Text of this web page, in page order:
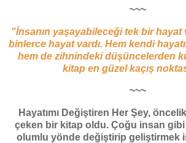
~~~
"İnsanın yaşayabileceği tek bir hayat
binlerce hayat vardı. Hem kendi
hem de zihnindeki düşüncelerden
kitap en güzel kaçış
~~~
Hayatımı Değiştiren Her Şey,
çeken bir kitap oldu. Çoğu insan gibi
olumlu yönde değiştirip geliştirmek